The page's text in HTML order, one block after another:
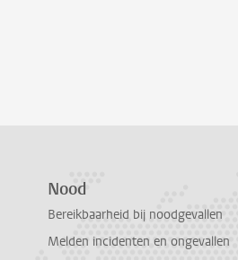
Nood
Bereikbaarheid bij noodgevallen
Melden incidenten en ongevallen